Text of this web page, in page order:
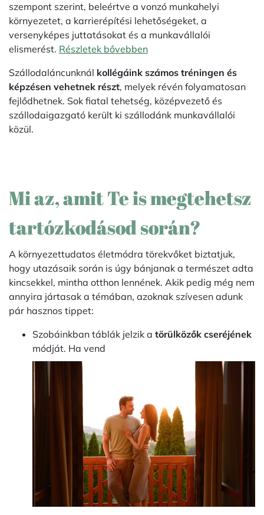
szempont szerint, beleértve a vonzó munkahelyi
környezetet, a karrierépítési lehetőségeket, a
versenyképes juttatásokat és a munkavállalói
elismerést. Részletek bővebben
Szállodaláncunknál kollégáink számos tréningen és
képzésen vehetnek részt, melyek révén folyamatosan
fejlődhetnek. Sok fiatal tehetség, középvezető és
szállodaigazgató került ki szállodánk munkavállalói
közül.
Mi az, amit Te is megtehetsz
tartózkodásod során?
A környezettudatos életmódra törekvőket biztatjuk,
hogy utazásaik során is úgy bánjanak a természet adta
kincsekkel, mintha otthon lennének. Akik pedig még nem
annyira jártasak a témában, azoknak szívesen adunk
pár hasznos tippet:
Szobáinkban táblák jelzik a törülközők cseréjének
módját. Ha vend